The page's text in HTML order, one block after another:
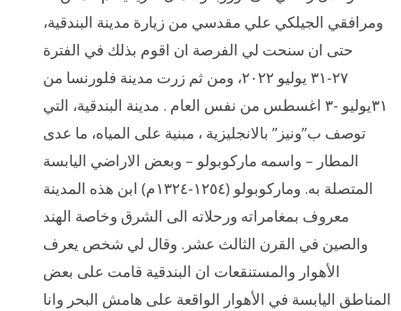
ومرافقي الجيلكي علي مقدسي من زيارة مدينة البندقية،
حتى ان سنحت لي الفرصة ان اقوم بذلك في الفترة
٢٧-٣١ يوليو ٢٠٢٢، ومن ثم زرت مدينة فلورنسا من
٣١يوليو -٣ اغسطس من نفس العام . مدينة البندقية، التي
توصف ب”ونيز” بالانجليزية ، مبنية على المياه، ما عدى
المطار – واسمه ماركوبولو – وبعض الاراضي اليابسة
المتصلة به. وماركوبولو (١٢٥٤-١٣٢٤م) ابن هذه المدينة
معروف بمغامراته ورحلاته الى الشرق وخاصة الهند
والصين في القرن الثالث عشر. وقال لي شخص يعرف
الأهوار والمستنقعات ان البندقية قامت على بعض
المناطق اليابسة في الأهوار الواقعة على هامش البحر وانا